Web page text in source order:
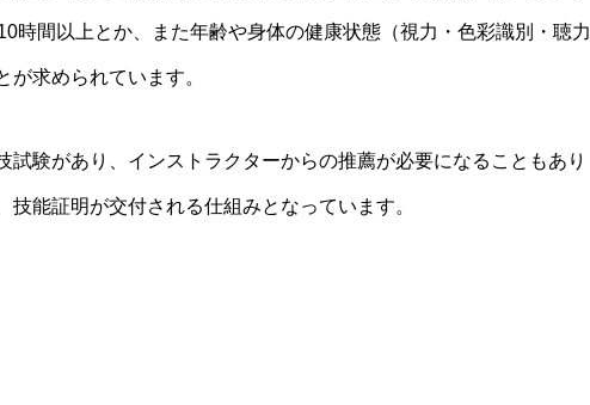
時間以上とか、また年齢や身体の健康状態（視力・色彩識別・聴力
求められています。
試験があり、インストラクターからの推薦が必要になることもあり
技能証明が交付される仕組みとなっています。